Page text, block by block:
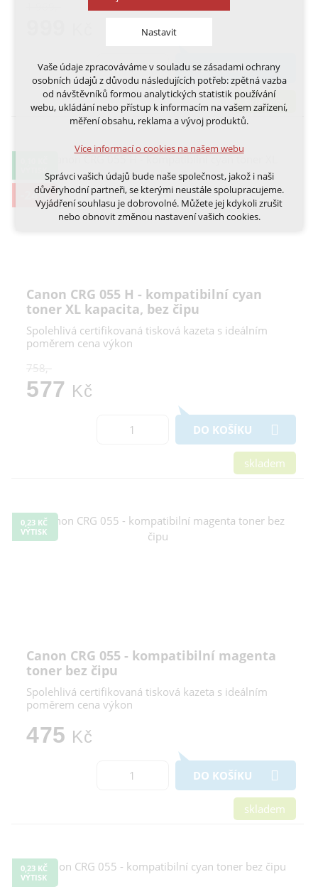
DO KOŠÍKU
skladem
-24%
Canon CRG 055 H - kompatibilní cyan
toner XL kapacita, bez čipu
Spolehlivá certifikovaná tisková kazeta s ideálním
poměrem cena výkon
758,-
577 Kč
DO KOŠÍKU
skladem
0,23 KČ
VÝTISK
Canon CRG 055 - kompatibilní magenta
toner bez čipu
Spolehlivá certifikovaná tisková kazeta s ideálním
poměrem cena výkon
475 Kč
DO KOŠÍKU
skladem
0,23 KČ
VÝTISK
Nastavit
Technická cookies
nutná pro provozování webu
udržení kontextu stránek (session): případná
přihlášení, volby jazyka, apod.
Volitelná cookies
analytická pro anonymizované vyhodnocení
marketingová cookies (Google, Ecomail, Sklik,
Smartsupp, Heureka)
Více informací o cookies na našem webu
Odmítnout vše
Vaše údaje zpracováváme v souladu se zásadami ochrany
osobních údajů z důvodu následujících potřeb: zpětná vazba
od návštěvníků formou analytických statistik používání
webu, ukládání nebo přístup k informacím na vašem zařízení,
měření obsahu, reklama a vývoj produktů.
Více informací o cookies na našem webu
Správci vašich údajů bude naše společnost, jakož i naši
důvěryhodní partneři, se kterými neustále spolupracujeme.
Vyjádření souhlasu je dobrovolné. Můžete jej kdykoli zrušit
nebo obnovit změnou nastavení vašich cookies.